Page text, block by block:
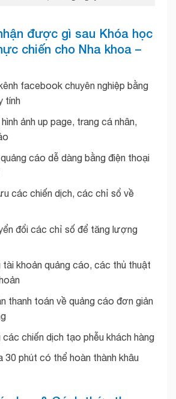
được gì sau Khóa học
chiến cho Nha khoa –
facebook chuyên nghiệp bằng
tính
ảnh up page, trang cá nhân,
cáo dễ dàng bằng điện thoại
các chiến dịch, các chỉ sổ về
đổi các chỉ số để tăng lượng
tài khoản quảng cáo, các thủ thuật
thanh toán về quảng cáo đơn giản
chiến dịch tạo phễu khách hàng
30 phút có thể hoàn thành khâu